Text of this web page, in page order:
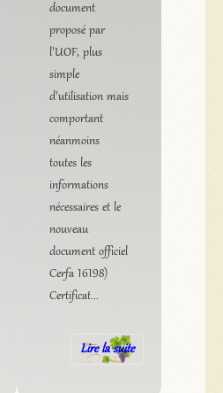
document
proposé par
l'UOF, plus
simple
d'utilisation mais
comportant
néanmoins
toutes les
informations
nécessaires et le
nouveau
document officiel
Cerfa 16198)
Certificat...
Lire la suite